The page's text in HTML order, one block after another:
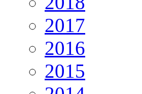
2017
2016
2015